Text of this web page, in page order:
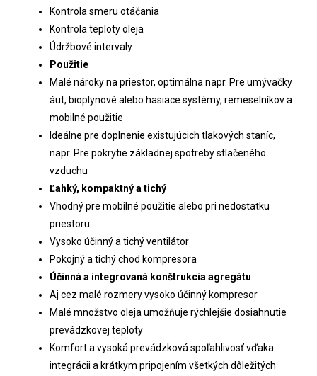
Kontrola smeru otáčania
Kontrola teploty oleja
Údržbové intervaly
Použitie
Malé nároky na priestor, optimálna napr. Pre umývačky
áut, bioplynové alebo hasiace systémy, remeselníkov a
mobilné použitie
Ideálne pre doplnenie existujúcich tlakových staníc,
napr. Pre pokrytie základnej spotreby stlačeného
vzduchu
Ľahký, kompaktný a tichý
Vhodný pre mobilné použitie alebo pri nedostatku
priestoru
Vysoko účinný a tichý ventilátor
Pokojný a tichý chod kompresora
Účinná a integrovaná konštrukcia agregátu
Aj cez malé rozmery vysoko účinný kompresor
Malé množstvo oleja umožňuje rýchlejšie dosiahnutie
prevádzkovej teploty
Komfort a vysoká prevádzková spoľahlivosť vďaka
integrácii a krátkym pripojením všetkých dôležitých